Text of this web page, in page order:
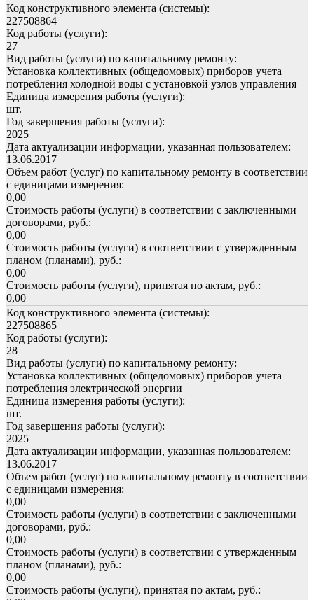
Код конструктивного элемента (системы):
227508864
Код работы (услуги):
27
Вид работы (услуги) по капитальному ремонту:
Установка коллективных (общедомовых) приборов учета
потребления холодной воды с установкой узлов управления
Единица измерения работы (услуги):
шт.
Год завершения работы (услуги):
2025
Дата актуализации информации, указанная пользователем:
13.06.2017
Объем работ (услуг) по капитальному ремонту в соответствии
с единицами измерения:
0,00
Стоимость работы (услуги) в соответствии с заключенными
договорами, руб.:
0,00
Стоимость работы (услуги) в соответствии с утвержденным
планом (планами), руб.:
0,00
Стоимость работы (услуги), принятая по актам, руб.:
0,00
Код конструктивного элемента (системы):
227508865
Код работы (услуги):
28
Вид работы (услуги) по капитальному ремонту:
Установка коллективных (общедомовых) приборов учета
потребления электрической энергии
Единица измерения работы (услуги):
шт.
Год завершения работы (услуги):
2025
Дата актуализации информации, указанная пользователем:
13.06.2017
Объем работ (услуг) по капитальному ремонту в соответствии
с единицами измерения:
0,00
Стоимость работы (услуги) в соответствии с заключенными
договорами, руб.:
0,00
Стоимость работы (услуги) в соответствии с утвержденным
планом (планами), руб.:
0,00
Стоимость работы (услуги), принятая по актам, руб.: